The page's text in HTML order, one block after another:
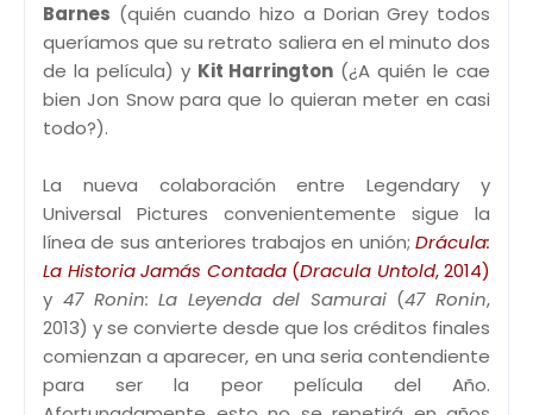
Barnes (quién cuando hizo a Dorian Grey todos
queríamos que su retrato saliera en el minuto dos
de la película) y Kit Harrington (¿A quién le cae
bien Jon Snow para que lo quieran meter en casi
todo?).
La nueva colaboración entre Legendary y
Universal Pictures convenientemente sigue la
línea de sus anteriores trabajos en unión; Drácula:
La Historia Jamás Contada(Dracula Untold, 2014)
y 47 Ronin: La Leyenda del Samurai(47 Ronin,
2013) y se convierte desde que los créditos finales
comienzan a aparecer, en una seria contendiente
para ser la peor película del Año.